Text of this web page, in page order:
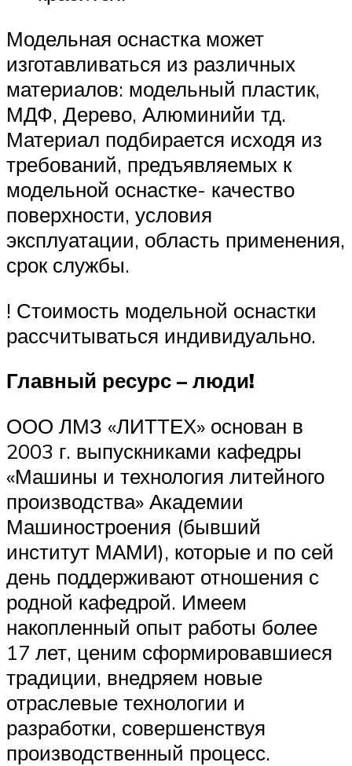
Модельная оснастка может
изготавливаться из различных
материалов: модельный пластик,
МДФ, Дерево, Алюминийи тд.
Материал подбирается исходя из
требований, предъявляемых к
модельной оснастке- качество
поверхности, условия
эксплуатации, область применения,
срок службы.
! Стоимость модельной оснастки
рассчитываться индивидуально.
Главный ресурс – люди!
ООО ЛМЗ «ЛИТТЕХ» основан в
2003 г. выпускниками кафедры
«Машины и технология литейного
производства» Академии
Машиностроения (бывший
институт МАМИ), которые и по сей
день поддерживают отношения с
родной кафедрой. Имеем
накопленный опыт работы более
17 лет, ценим сформировавшиеся
традиции, внедряем новые
отраслевые технологии и
разработки, совершенствуя
производственный процесс.